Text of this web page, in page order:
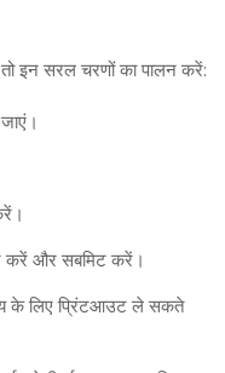
इन सरल चरणों का पालन करें:
करें और सबमिट करें।
के लिए प्रिंटआउट ले सकते